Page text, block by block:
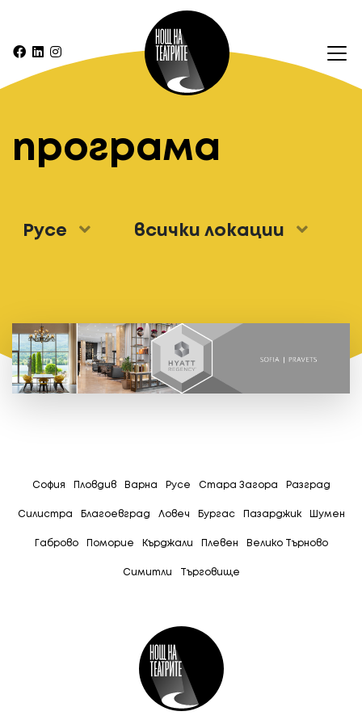
програма
Русе всички локации
София Пловдив Варна Русе Стара Загора Разград
Силистра Благоевград Ловеч Бургас Пазарджик Шумен
Габрово Поморие Кърджали Плевен Велико Търново
Симитли Tърговище